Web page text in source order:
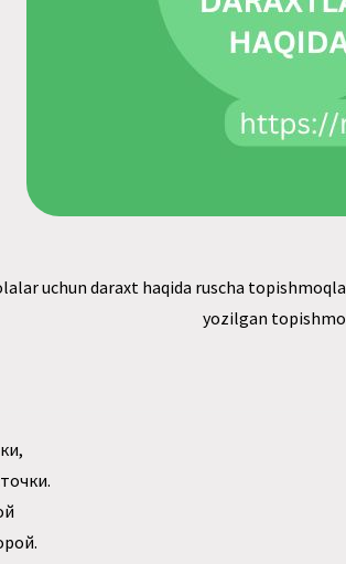
uchun daraxt haqida ruscha
yozilgan